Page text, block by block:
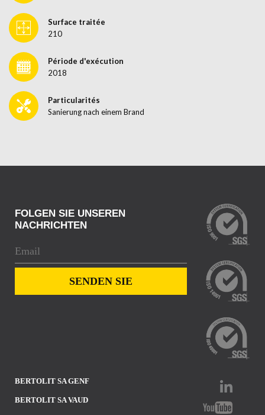
Surface traitée
210
Période d'exécution
2018
Particularités
Sanierung nach einem Brand
BERTOLIT SA GENF
BERTOLIT SA VAUD
FOLGEN SIE UNSEREN
NACHRICHTEN